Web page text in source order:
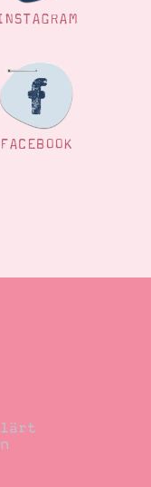
FACEBOOK